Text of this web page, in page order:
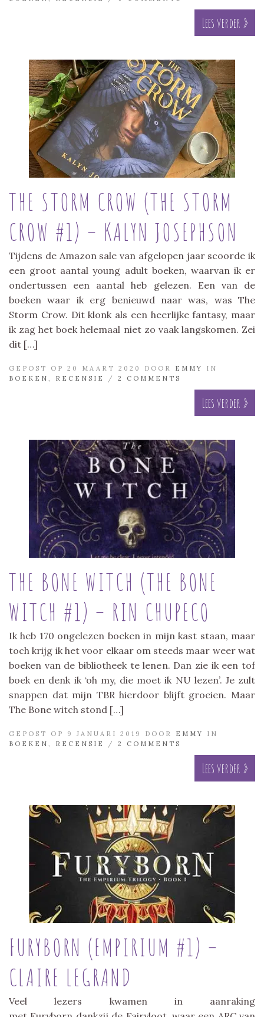
Lees verder »
THE STORM CROW (THE ​STORM
CROW #1) – KALYN JOSEPHSON
Tijdens de Amazon sale van afgelopen jaar scoorde ik
een groot aantal young adult boeken, waarvan ik er
ondertussen een aantal heb gelezen. Een van de
boeken waar ik erg benieuwd naar was, was The
Storm Crow. Dit klonk als een heerlijke fantasy, maar
ik zag het boek helemaal niet zo vaak langskomen. Zei
dit […]
GEPOST OP 20 MAART 2020 DOOR EMMY
IN
BOEKEN
RECENSIE / 2 COMMENTS
Lees verder »
THE BONE WITCH (THE BONE
WITCH #1) – RIN CHUPECO
Ik heb 170 ongelezen boeken in mijn kast staan, maar
toch krijg ik het voor elkaar om steeds maar weer wat
boeken van de bibliotheek te lenen. Dan zie ik een tof
boek en denk ik ‘oh my, die moet ik NU lezen’. Je zult
snappen dat mijn TBR hierdoor blijft groeien. Maar
The Bone witch stond […]
GEPOST OP 9 JANUARI 2019 DOOR EMMY
IN
BOEKEN
RECENSIE / 2 COMMENTS
Lees verder »
FURYBORN (EMPIRIUM #1) –
CLAIRE LEGRAND
Veel lezers kwamen in aanraking